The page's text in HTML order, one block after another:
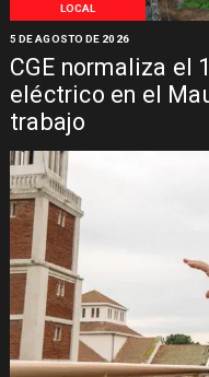
LOCAL
CGE normaliza el
eléctrico en el
trabajo
5 DE AGOSTO DE 2026